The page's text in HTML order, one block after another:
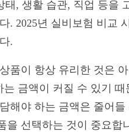
, 생활 습관, 직업 등을
. 2025년 실비보험 비교
.
품이 항상 유리한 것은
금액이 커질 수 있기 때
해야 하는 금액은 줄어들
을 선택하는 것이 중요합